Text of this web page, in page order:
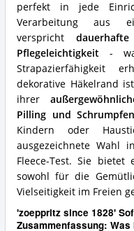
perfekt in jede
Verarbeitung aus
verspricht
Pflegeleichtigkeit-
Strapazierfähigkeit
dekorative Häkelrand
ihrer
Pilling und Schrumpfen
Kindern oder
ausgezeichnete Wahl
Fleece-Test. Sie bietet
sowohl für die
Vielseitigkeit im Freien
'zoeppritz since 1828'
Zusammenfassung: